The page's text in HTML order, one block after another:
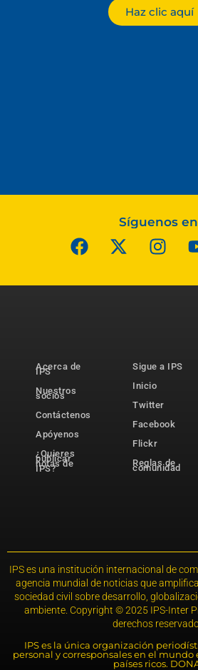
Haz clic aquí
Síguenos
Acerca de
IPS
Nuestros
socios
Contáctenos
Apóyenos
¿Quieres
publicar
notas de
IPS?
Sigue a IPS
Inicio
Twitter
Facebook
Flickr
Reglas de
comunidad
IPS es una institución internacional de
agencia mundial de noticias que
sociedad civil sobre desarrollo,
ambiente. Copyright © 2025 IPS-Inter
derechos
IPS es la única organización
personal y corresponsales en el mundo
países ricos.